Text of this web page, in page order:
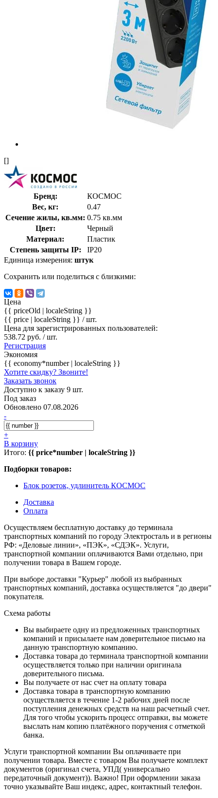
[]
Бренд:
КОСМОС
Вес, кг:
0.47
Сечение жилы, кв.мм: 0.75 кв.мм
Цвет:
Черный
Материал:
Пластик
Степень защиты IP:
IP20
Единица измерения: штук
Сохранить или поделиться с близкими:
Цена
{{ priceOld | localeString }}
{{ price | localeString }} / шт.
Цена для зарегистрированных пользователей:
538.72 руб. / шт.
Регистрация
Экономия
{{ economy*number | localeString }}
Хотите скидку? Звоните!
Заказать звонок
Доступно к заказу 9 шт.
Под заказ
Обновлено 07.08.2026
-
+
В корзину
Итого: {{ price*number | localeString }}
Подборки товаров:
Блок розеток, удлинитель КОСМОС
Доставка
Оплата
Осуществляем бесплатную доставку до терминала
транспортных компаний по городу Электросталь и в регионы
РФ: «Деловые линии», «ПЭК», «СДЭК». Услуги,
транспортной компании оплачиваются Вами отдельно, при
получении товара в Вашем городе.
При выборе доставки "Курьер" любой из выбранных
транспортных компаний, доставка осуществляется "до двери"
покупателя.
Схема работы
Вы выбираете одну из предложенных транспортных
компаний и присылаете нам доверительное письмо на
данную транспортную компанию.
Доставка товара до терминала транспортной компании
осуществляется только при наличии оригинала
доверительного письма.
Вы получаете от нас счет на оплату товара
Доставка товара в транспортную компанию
осуществляется в течение 1-2 рабочих дней после
поступления денежных средств на наш расчетный счет.
Для того чтобы ускорить процесс отправки, вы можете
выслать нам копию платёжного поручения с отметкой
банка.
Услуги транспортной компании Вы оплачиваете при
получении товара. Вместе с товаром Вы получаете комплект
документов (оригинал счета, УПД( универсально
передаточный документ)). Важно! При оформлении заказа
точно указывайте Ваш индекс, адрес, контактный телефон.